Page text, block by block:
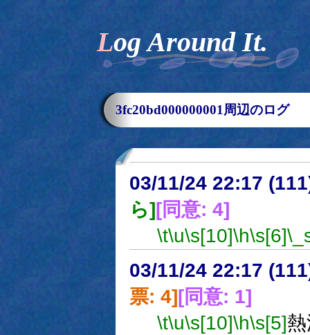
Log Around It.
3fc20bd000000001周辺のログ
03/11/24 22:17
ら][同意: 4]
\t\u\s[10]\h\s[6]
03/11/24 22:17
票: 4][同意: 1]
\t\u\s[10]\h\s[5]